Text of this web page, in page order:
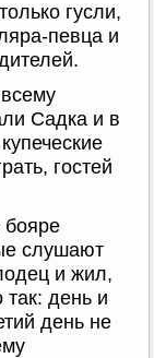
гусли,
певца и
Садка и в
гостей
бояре
слушают
и жил,
день и
день не